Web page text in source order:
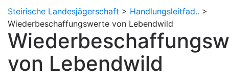
Steirische Landesjägerschaft > Handlungsleitfad.. >
Wiederbeschaffungswerte von Lebendwild
von Lebendwild